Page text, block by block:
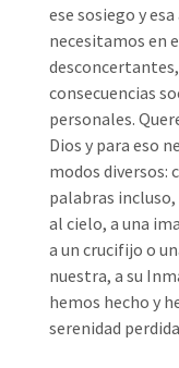
ese sosiego y
necesitamos en
consecuencias
personales.
Dios y para eso
modos diversos:
palabras
al cielo, a una
a un crucifijo o
nuestra, a su
hemos hecho y
serenidad